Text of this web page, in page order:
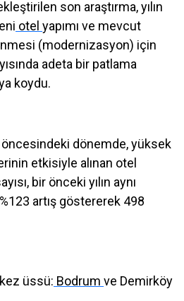
son araştırma, yılın
otel yapımı ve mevcut
(modernizasyon) için
adeta bir patlama
koydu.
öncesindeki dönemde, yüksek
etkisiyle alınan otel
bir önceki yılın aynı
artış göstererek 498
üssü: Bodrum ve Demirköy